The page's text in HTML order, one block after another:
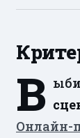
В
Онлайн-